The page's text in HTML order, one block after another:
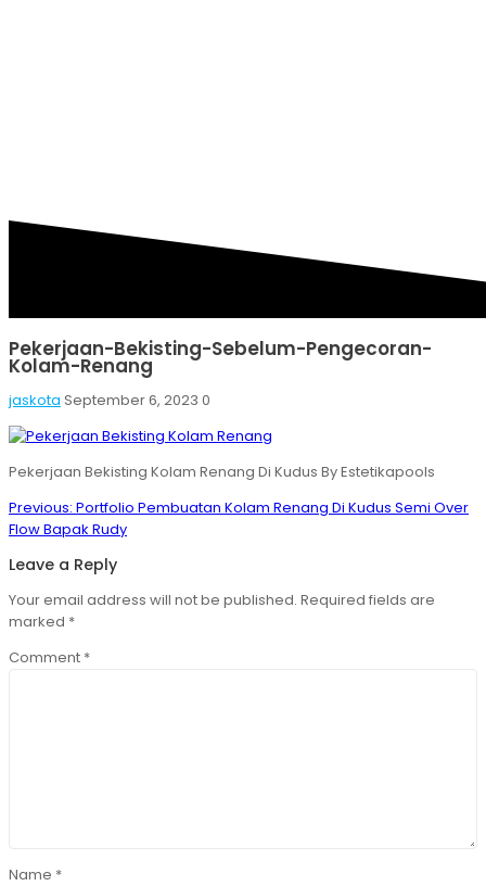
Pekerjaan-Bekisting-Sebelum-Pengecoran-
Kolam-Renang
jaskota September 6, 2023 0
Pekerjaan Bekisting Kolam Renang Di Kudus By Estetikapools
Post
navigation
Previous: Previous
post:
Portfolio Pembuatan Kolam Renang Di Kudus Semi Over
Flow Bapak Rudy
Leave a Reply
Your email address will not be published. Required fields are
marked *
Comment *
Name *